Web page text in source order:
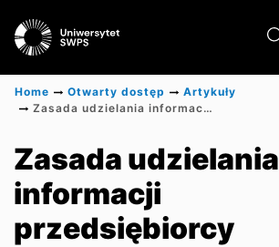
Scientific research results
Home Otwarty dostęp
Artykuły
Zasada udzielania informacji przedsiębiorcy
Zasada udzielania
informacji
przedsiębiorcy